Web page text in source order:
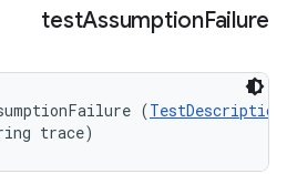
testAssumptionFailure
(TestDescription
trace)